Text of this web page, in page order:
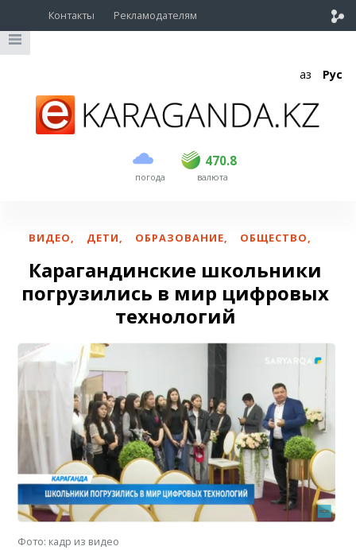
Контакты Рекламодателям
Қаз Рус
погода
470.8
USD 468.5 470.8
EUR валюта
ВИДЕО, ДЕТИ, ОБРАЗОВАНИЕ, ОБЩЕСТВО,
Карагандинские школьники
погрузились в мир цифровых
технологий
Фото: кадр из видео